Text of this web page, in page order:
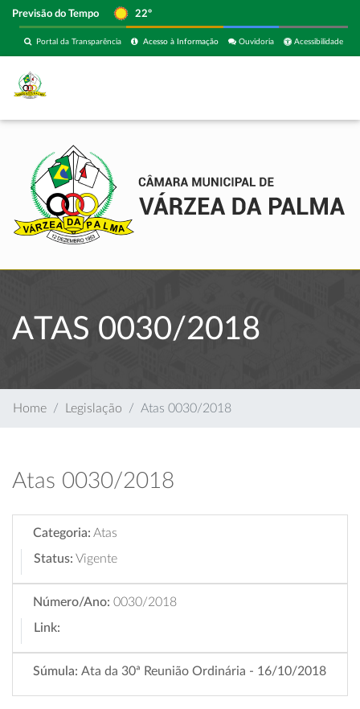
Previsão do Tempo 22º
Acessibilidade
Ouvidoria
Acesso à Informação
Portal da Transparência
ATAS 0030/2018
Home Legislação Atas 0030/2018
Atas 0030/2018
Categoria: Atas
Status: Vigente
Número/Ano: 0030/2018
Link:
Súmula: Ata da 30ª Reunião Ordinária - 16/10/2018